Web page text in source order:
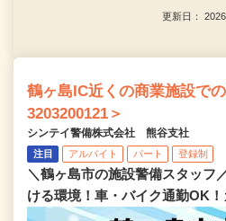
更新日：
鶴ヶ島IC近くの商業施設で
3203200121＞
シンテイ警備株式会社 熊谷支社
注目 アルバイト パート 登録制
＼鶴ヶ島市の施設警備スタッフ
ける環境！車・バイク通勤OK！